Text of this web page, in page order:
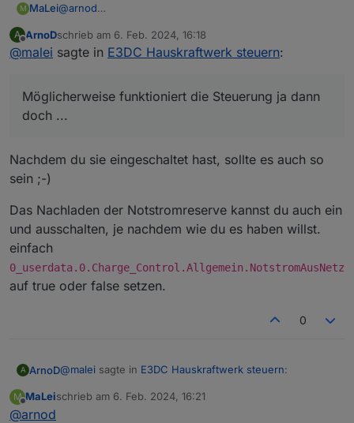
M MaLei@arnod
Erinnerung gehabt. Es sind 3 x 6,5 kWh Module, also
19,5 kWh.
Im Übrigen hat das HKW irgendwann zwischen 2 und 3
in der Nacht begonnen, die 27% Notstromreserve aus
A
Offline
ArnoDschrieb am 6. Feb. 2024, 16:18
zuletzt editiert von
@malei sagte in E3DC Hauskraftwerk steuern:
Möglicherweise funktioniert die Steuerung ja dann
doch ...
Nachdem du sie eingeschaltet hast, sollte es auch so
sein ;-)
Das Nachladen der Notstromreserve kannst du auch ein
und ausschalten, je nachdem wie du es haben willst.
einfach
0_userdata.0.Charge_Control.Allgemein.NotstromAusNetz
auf true oder false setzen.
0
A ArnoD@malei sagte in E3DC Hauskraftwerk steuern:
M
Offline
MaLeischrieb am 6. Feb. 2024, 16:21
zuletzt editiert von
@arnod